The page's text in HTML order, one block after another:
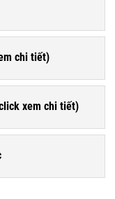
chi tiết)
xem chi tiết)